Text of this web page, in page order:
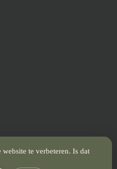
3094te verbeteren. Is dat